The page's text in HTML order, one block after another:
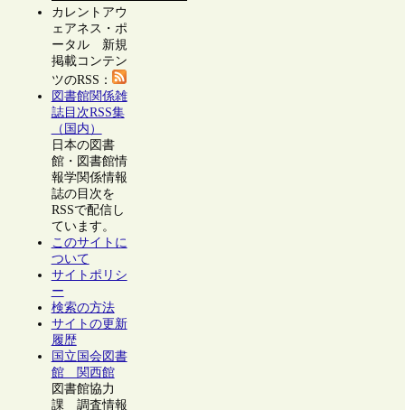
カレントアウ
ェアネス・ポ
ータル 新規
掲載コンテン
ツのRSS：
図書館関係雑
誌目次RSS集
（国内）
日本の図書
館・図書館情
報学関係情報
誌の目次を
RSSで配信し
ています。
このサイトに
ついて
サイトポリシ
ー
検索の方法
サイトの更新
履歴
国立国会図書
館 関西館
図書館協力
課 調査情報